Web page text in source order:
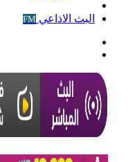
البث الاذاعي FM